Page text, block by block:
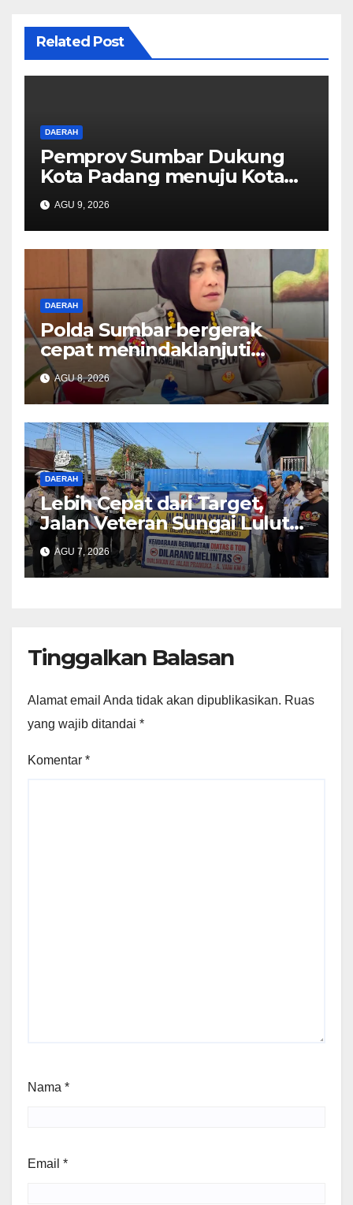
Related Post
DAERAH
Pemprov Sumbar Dukung
Kota Padang menuju Kota
Gastronomi Internasional
AGU 9, 2026
DAERAH
Polda Sumbar bergerak
cepat menindaklanjuti
dugaan insiden pemukulan
yang diduga melibatkan
seorang oknum perwira Polri
AGU 8, 2026
DAERAH
Lebih Cepat dari Target,
Jalan Veteran Sungai Lulut
Dibuka
AGU 7, 2026
Tinggalkan Balasan
Alamat email Anda tidak akan dipublikasikan. Ruas
yang wajib ditandai *
Komentar *
Nama *
Email *